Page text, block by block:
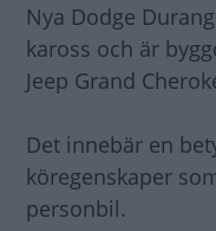
Nya Dodge
kaross och är
Jeep Grand
Det innebär en
köregenskaper
personbil.